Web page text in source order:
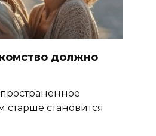
должно
становится